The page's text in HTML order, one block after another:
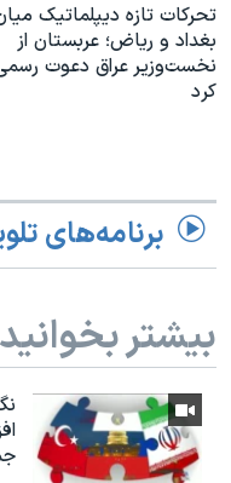
تحرکات تازه دیپلماتیک
بغداد و ریاض؛ عربستان از
نخست‌وزیر عراق دعوت
کرد
برنامه‌های
بیشتر بخوانید